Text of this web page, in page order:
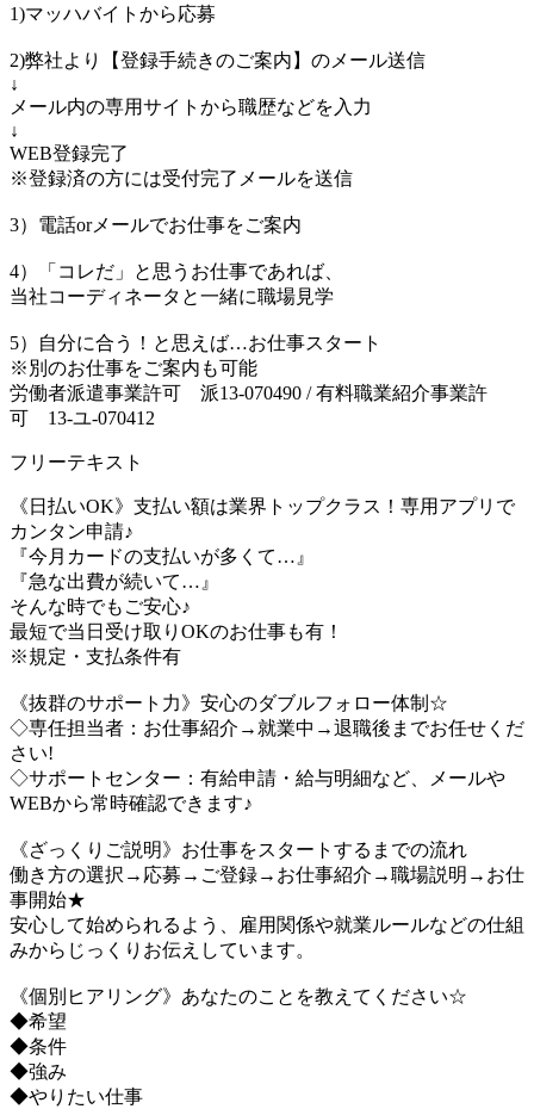
1)マッハバイトから応募
2)弊社より【登録手続きのご案内】のメール送信
↓
メール内の専用サイトから職歴などを入力
↓
WEB登録完了
※登録済の方には受付完了メールを送信
3）電話orメールでお仕事をご案内
4）「コレだ」と思うお仕事であれば、
当社コーディネータと一緒に職場見学
5）自分に合う！と思えば…お仕事スタート
※別のお仕事をご案内も可能
労働者派遣事業許可 派13-070490 / 有料職業紹介事業許
可 13-ユ-070412
フリーテキスト
《日払いOK》支払い額は業界トップクラス！専用アプリで
カンタン申請♪
『今月カードの支払いが多くて…』
『急な出費が続いて…』
そんな時でもご安心♪
最短で当日受け取りOKのお仕事も有！
※規定・支払条件有
《抜群のサポート力》安心のダブルフォロー体制☆
◇専任担当者：お仕事紹介→就業中→退職後までお任せくだ
さい!
◇サポートセンター：有給申請・給与明細など、メールや
WEBから常時確認できます♪
《ざっくりご説明》お仕事をスタートするまでの流れ
働き方の選択→応募→ご登録→お仕事紹介→職場説明→お仕
事開始★
安心して始められるよう、雇用関係や就業ルールなどの仕組
みからじっくりお伝えしています。
《個別ヒアリング》あなたのことを教えてください☆
◆希望
◆条件
◆強み
◆やりたい仕事